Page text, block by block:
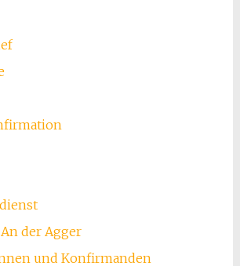
der Agger
und Konfirmanden